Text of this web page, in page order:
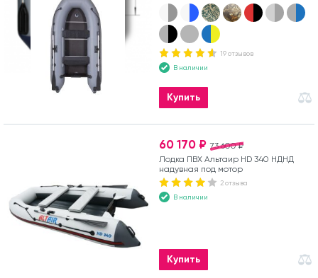
19 отзывов
В наличии
Купить
73 600 ₽
60 170 ₽
Лодка ПВХ Альтаир HD 340 НДНД
надувная под мотор
2 отзыва
В наличии
Купить